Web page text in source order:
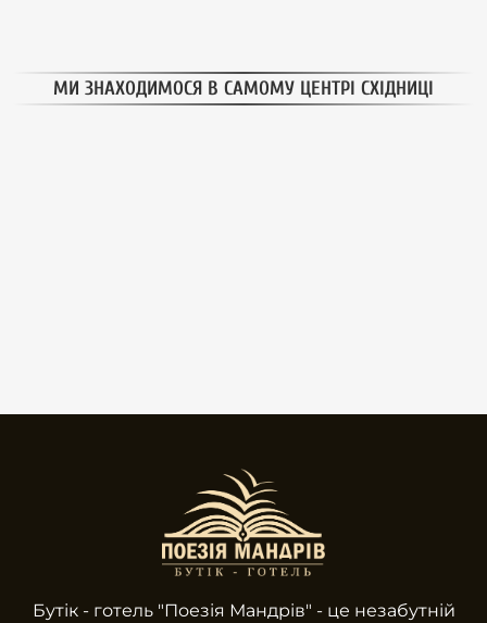
МИ ЗНАХОДИМОСЯ В САМОМУ ЦЕНТРІ СХІДНИЦІ
Бутік - готель "Поезiя Мандрів" - це незабутній